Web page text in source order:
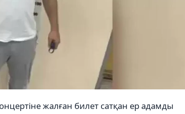
жалған билет сатқан ер адамды